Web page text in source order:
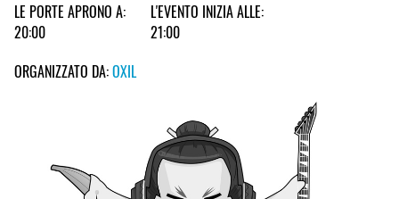
LE PORTE APRONO A:
20:00
L'EVENTO INIZIA ALLE:
21:00
ORGANIZZATO DA:OXIL